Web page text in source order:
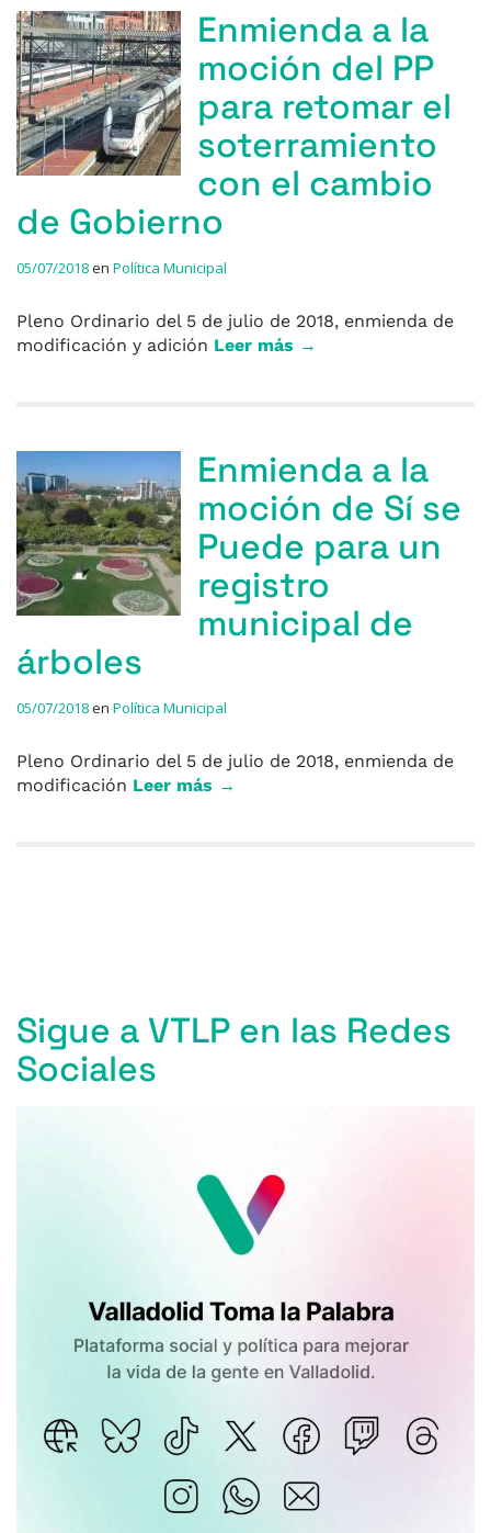
Enmienda a la
moción del PP
para retomar el
soterramiento
con el cambio
de Gobierno
05/07/2018en Política Municipal
Pleno Ordinario del 5 de julio de 2018, enmienda de
modificación y adición Leer más →
Enmienda a la
moción de Sí se
Puede para un
registro
municipal de
árboles
05/07/2018en Política Municipal
Pleno Ordinario del 5 de julio de 2018, enmienda de
modificación Leer más →
Sigue a VTLP en las Redes
Sociales